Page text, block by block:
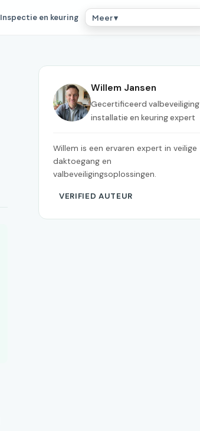
Inspectie en keuring Meer ▾
Willem Jansen
Gecertificeerd valbeveiliging
installatie en keuring expert
Willem is een ervaren expert in veilige
daktoegang en
valbeveiligingsoplossingen.
VERIFIED AUTEUR